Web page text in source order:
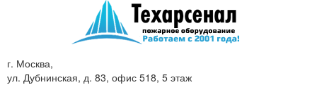
г. Москва,
ул. Дубнинская, д. 83, офис 518, 5 этаж